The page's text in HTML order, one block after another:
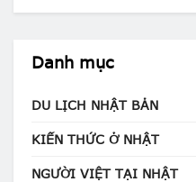
Danh mục
DU LỊCH NHẬT BẢN
KIẾN THỨC Ở NHẬT
NGƯỜI VIỆT TẠI NHẬT